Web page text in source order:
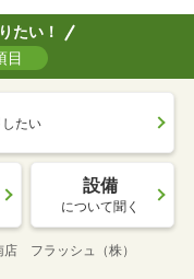
たい！
目
したい
設備
について聞く
店 フラッシュ（株）